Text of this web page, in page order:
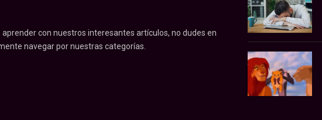
con nuestros interesantes artículos, no dudes en
navegar por nuestras categorías.